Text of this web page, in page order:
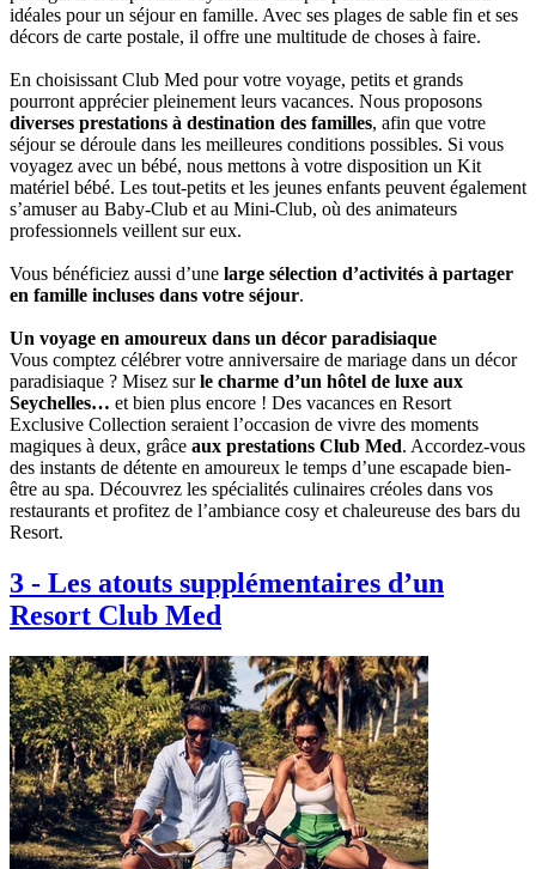
idéales pour un séjour en famille. Avec ses plages de sable fin et ses
décors de carte postale, il offre une multitude de choses à faire.
En choisissant Club Med pour votre voyage, petits et grands
pourront apprécier pleinement leurs vacances. Nous proposons
diverses prestations à destination des familles, afin que votre
séjour se déroule dans les meilleures conditions possibles. Si vous
voyagez avec un bébé, nous mettons à votre disposition un Kit
matériel bébé. Les tout-petits et les jeunes enfants peuvent également
s’amuser au Baby-Club et au Mini-Club, où des animateurs
professionnels veillent sur eux.
Vous bénéficiez aussi d’une large sélection d’activités à partager
en famille incluses dans votre séjour.
Un voyage en amoureux dans un décor paradisiaque
Vous comptez célébrer votre anniversaire de mariage dans un décor
paradisiaque ? Misez surle charme d’un hôtel de luxe aux
Seychelles… et bien plus encore ! Des vacances en Resort
Exclusive Collection seraient l’occasion de vivre des moments
magiques à deux, grâce aux prestations Club Med. Accordez-vous
des instants de détente en amoureux le temps d’une escapade bien-
être au spa. Découvrez les spécialités culinaires créoles dans vos
restaurants et profitez de l’ambiance cosy et chaleureuse des bars du
Resort.
3 - Les atouts supplémentaires d’un
Resort Club Med